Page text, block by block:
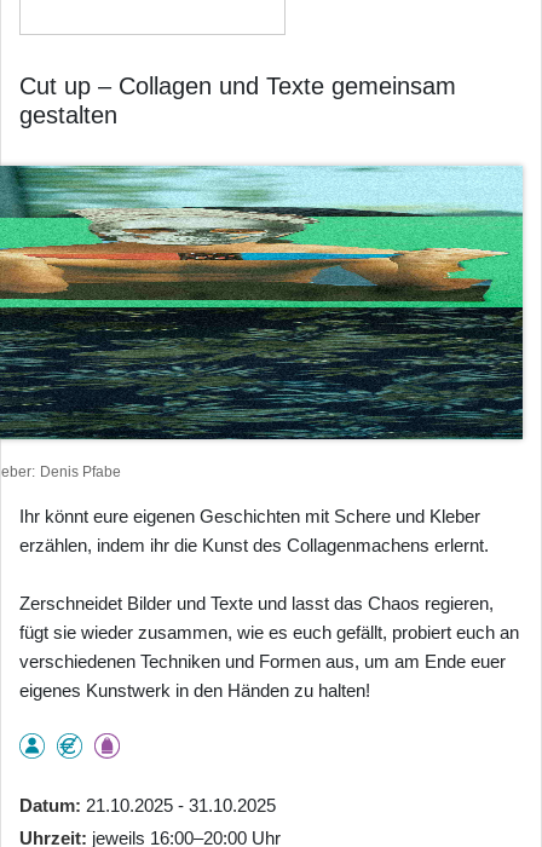
Cut up – Collagen und Texte gemeinsam
gestalten
Denis Pfabe
Ihr könnt eure eigenen Geschichten mit Schere und Kleber
erzählen, indem ihr die Kunst des Collagenmachens erlernt.
Zerschneidet Bilder und Texte und lasst das Chaos regieren,
fügt sie wieder zusammen, wie es euch gefällt, probiert euch an
verschiedenen Techniken und Formen aus, um am Ende euer
eigenes Kunstwerk in den Händen zu halten!
Datum 21.10.2025 - 31.10.2025
Uhrzeit jeweils 16:00–20:00 Uhr